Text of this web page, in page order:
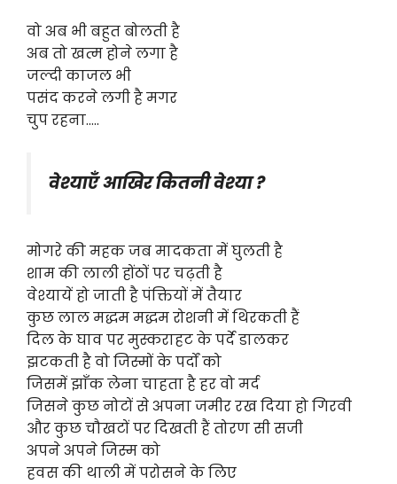
वो अब भी बहुत बोलती है
अब तो खत्म होने लगा है
जल्दी काजल भी
पसंद करने लगी है मगर
चुप रहना…..
वेश्याएँ आखिर कितनी वेश्या ?
मोगरे की महक जब मादकता में घुलती है
शाम की लाली होंठों पर चढ़ती है
वेश्यायें हो जाती है पंक्तियों में तैयार
कुछ लाल मद्धम मद्धम रोशनी में थिरकती हैं
दिल के घाव पर मुस्कराहट के पर्दे डालकर
झटकती है वो जिस्मों के पर्दों को
जिसमें झाँक लेना चाहता है हर वो मर्द
जिसने कुछ नोटों से अपना जमीर रख दिया हो गिरवी
और कुछ चौखटों पर दिखती हैं तोरण सी सजी
अपने अपने जिस्म को
हवस की थाली में परोसने के लिए